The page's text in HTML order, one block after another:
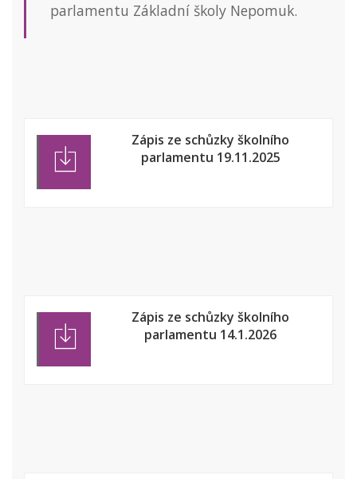
parlamentu Základní školy Nepomuk.
Zápis ze schůzky školního
parlamentu 19.11.2025
Zápis ze schůzky školního
parlamentu 14.1.2026